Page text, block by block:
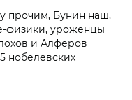
прочим, Бунин наш,
физики, уроженцы
и Алферов
нобелевских